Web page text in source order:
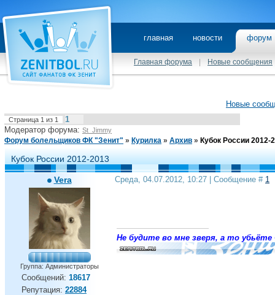
главная новости
Главная форума Новые сообщения
Новые
Страница 1 из 1
1
Модератор форума: St_Jimmy
Форум болельщиков ФК "Зенит" » Курилка » Архив » Кубок России 2012-
Кубок России 2012-2013
Vera
Группа: Администраторы
Сообщений: 18617
Репутация: 22884
Среда, 04.07.2012, 10:27 | Сообщение # 1
Не будите во мне зверя, а то убьёте